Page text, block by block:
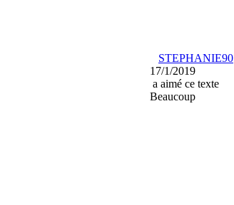
STEPHANIE90
17/1/2019
a aimé ce texte
Beaucoup